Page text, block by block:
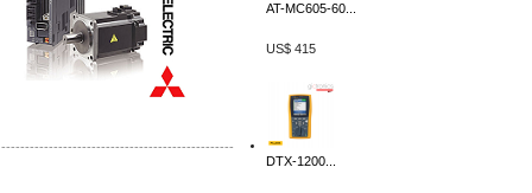
-------------------------------------------------
AT-MC605-60...
US$ 415
DTX-1200...